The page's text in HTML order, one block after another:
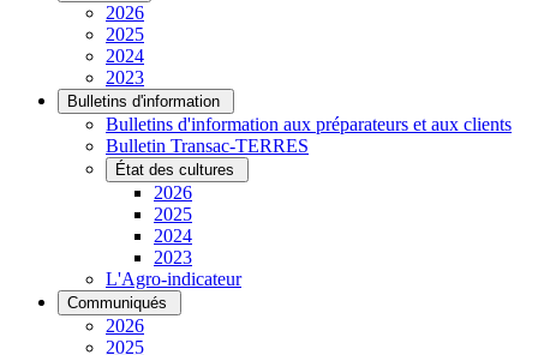
2026
2025
2024
2023
Bulletins d'information
Bulletins d'information aux préparateurs et aux clients
Bulletin Transac-TERRES
État des cultures
2026
2025
2024
2023
L'Agro-indicateur
Communiqués
2026
2025